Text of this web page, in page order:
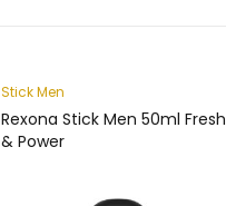
Stick Men
Rexona Stick Men 50ml Fresh
& Power